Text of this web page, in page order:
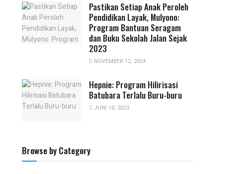
Pastikan Setiap Anak Peroleh
Pendidikan Layak, Mulyono:
Program Bantuan Seragam
dan Buku Sekolah Jalan Sejak
2023
NOVEMBER 12, 2024
Hepnie: Program Hilirisasi
Batubara Terlalu Buru-buru
JUNI 10, 2023
Browse by Category